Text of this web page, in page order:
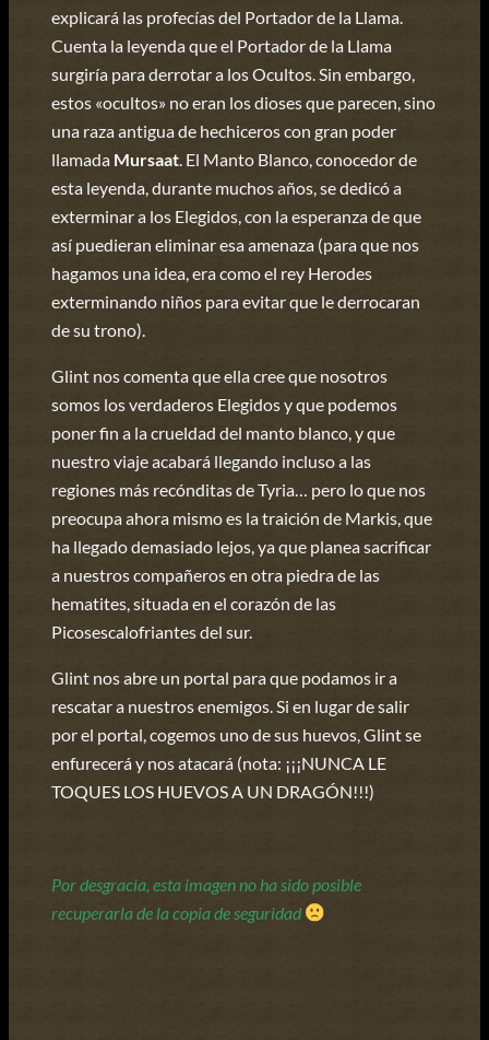
explicará las profecías del Portador de la Llama.
Cuenta la leyenda que el Portador de la Llama
surgiría para derrotar a los Ocultos. Sin embargo,
estos «ocultos» no eran los dioses que parecen, sino
una raza antigua de hechiceros con gran poder
llamada Mursaat . El Manto Blanco, conocedor de
esta leyenda, durante muchos años, se dedicó a
exterminar a los Elegidos, con la esperanza de que
así puedieran eliminar esa amenaza (para que nos
hagamos una idea, era como el rey Herodes
exterminando niños para evitar que le derrocaran
de su trono).
Glint nos comenta que ella cree que nosotros
somos los verdaderos Elegidos y que podemos
poner fin a la crueldad del manto blanco, y que
nuestro viaje acabará llegando incluso a las
regiones más recónditas de Tyria… pero lo que nos
preocupa ahora mismo es la traición de Markis, que
ha llegado demasiado lejos, ya que planea sacrificar
a nuestros compañeros en otra piedra de las
hematites, situada en el corazón de las
Picosescalofriantes del sur.
Glint nos abre un portal para que podamos ir a
rescatar a nuestros enemigos. Si en lugar de salir
por el portal, cogemos uno de sus huevos, Glint se
enfurecerá y nos atacará (nota: ¡¡¡NUNCA LE
TOQUES LOS HUEVOS A UN DRAGÓN!!!)
Por desgracia, esta imagen no ha sido posible
recuperarla de la copia de seguridad